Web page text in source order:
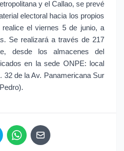
y el Callao, se prevé
electoral hacia los propios
el viernes 5 de junio, a
Se realizará a través de 217
desde los almacenes del
en la sede ONPE: local
32 de la Av. Panamericana Sur